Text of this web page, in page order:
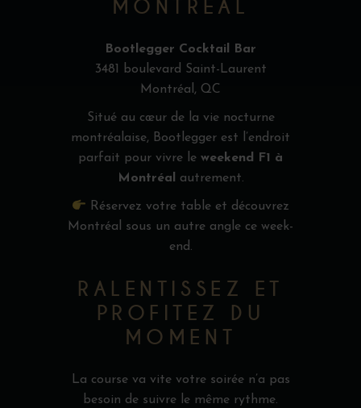
MONTRÉAL
Bootlegger Cocktail Bar
3481 boulevard Saint-Laurent
Montréal, QC
Situé au cœur de la vie nocturne
montréalaise, Bootlegger est l’endroit
parfait pour vivre le weekend F1 à
Montréal
autrement.
Réservezvotre table et découvrez
Montréal sous un autre angle ce week-
end.
RALENTISSEZ ET
PROFITEZ DU
MOMENT
La course va vite votre soirée n’a pas
besoin de suivre le même rythme.